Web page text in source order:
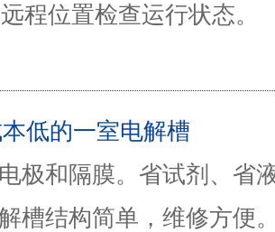
程位置检查运行状态。
低的一室电解槽
极和隔膜。 省试剂、省
槽结构简单，维修方便